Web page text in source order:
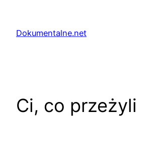
treściDokumentalne.net
Ci, co przeżyli